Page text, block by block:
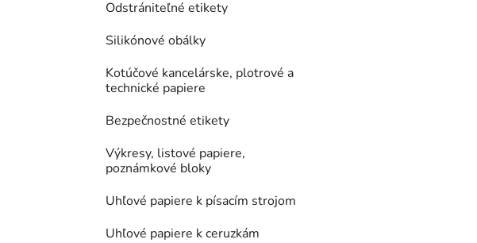
Odstrániteľné etikety
Silikónové obálky
Kotúčové kancelárske, plotrové a
technické papiere
Bezpečnostné etikety
Výkresy, listové papiere,
poznámkové bloky
Uhľové papiere k písacím strojom
Uhľové papiere k ceruzkám